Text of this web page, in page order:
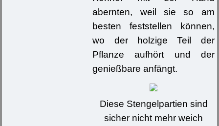
abernten, weil sie so am
besten feststellen können,
wo der holzige Teil der
Pflanze aufhört und der
genießbare anfängt.
Diese Stengelpartien sind
sicher nicht mehr weich